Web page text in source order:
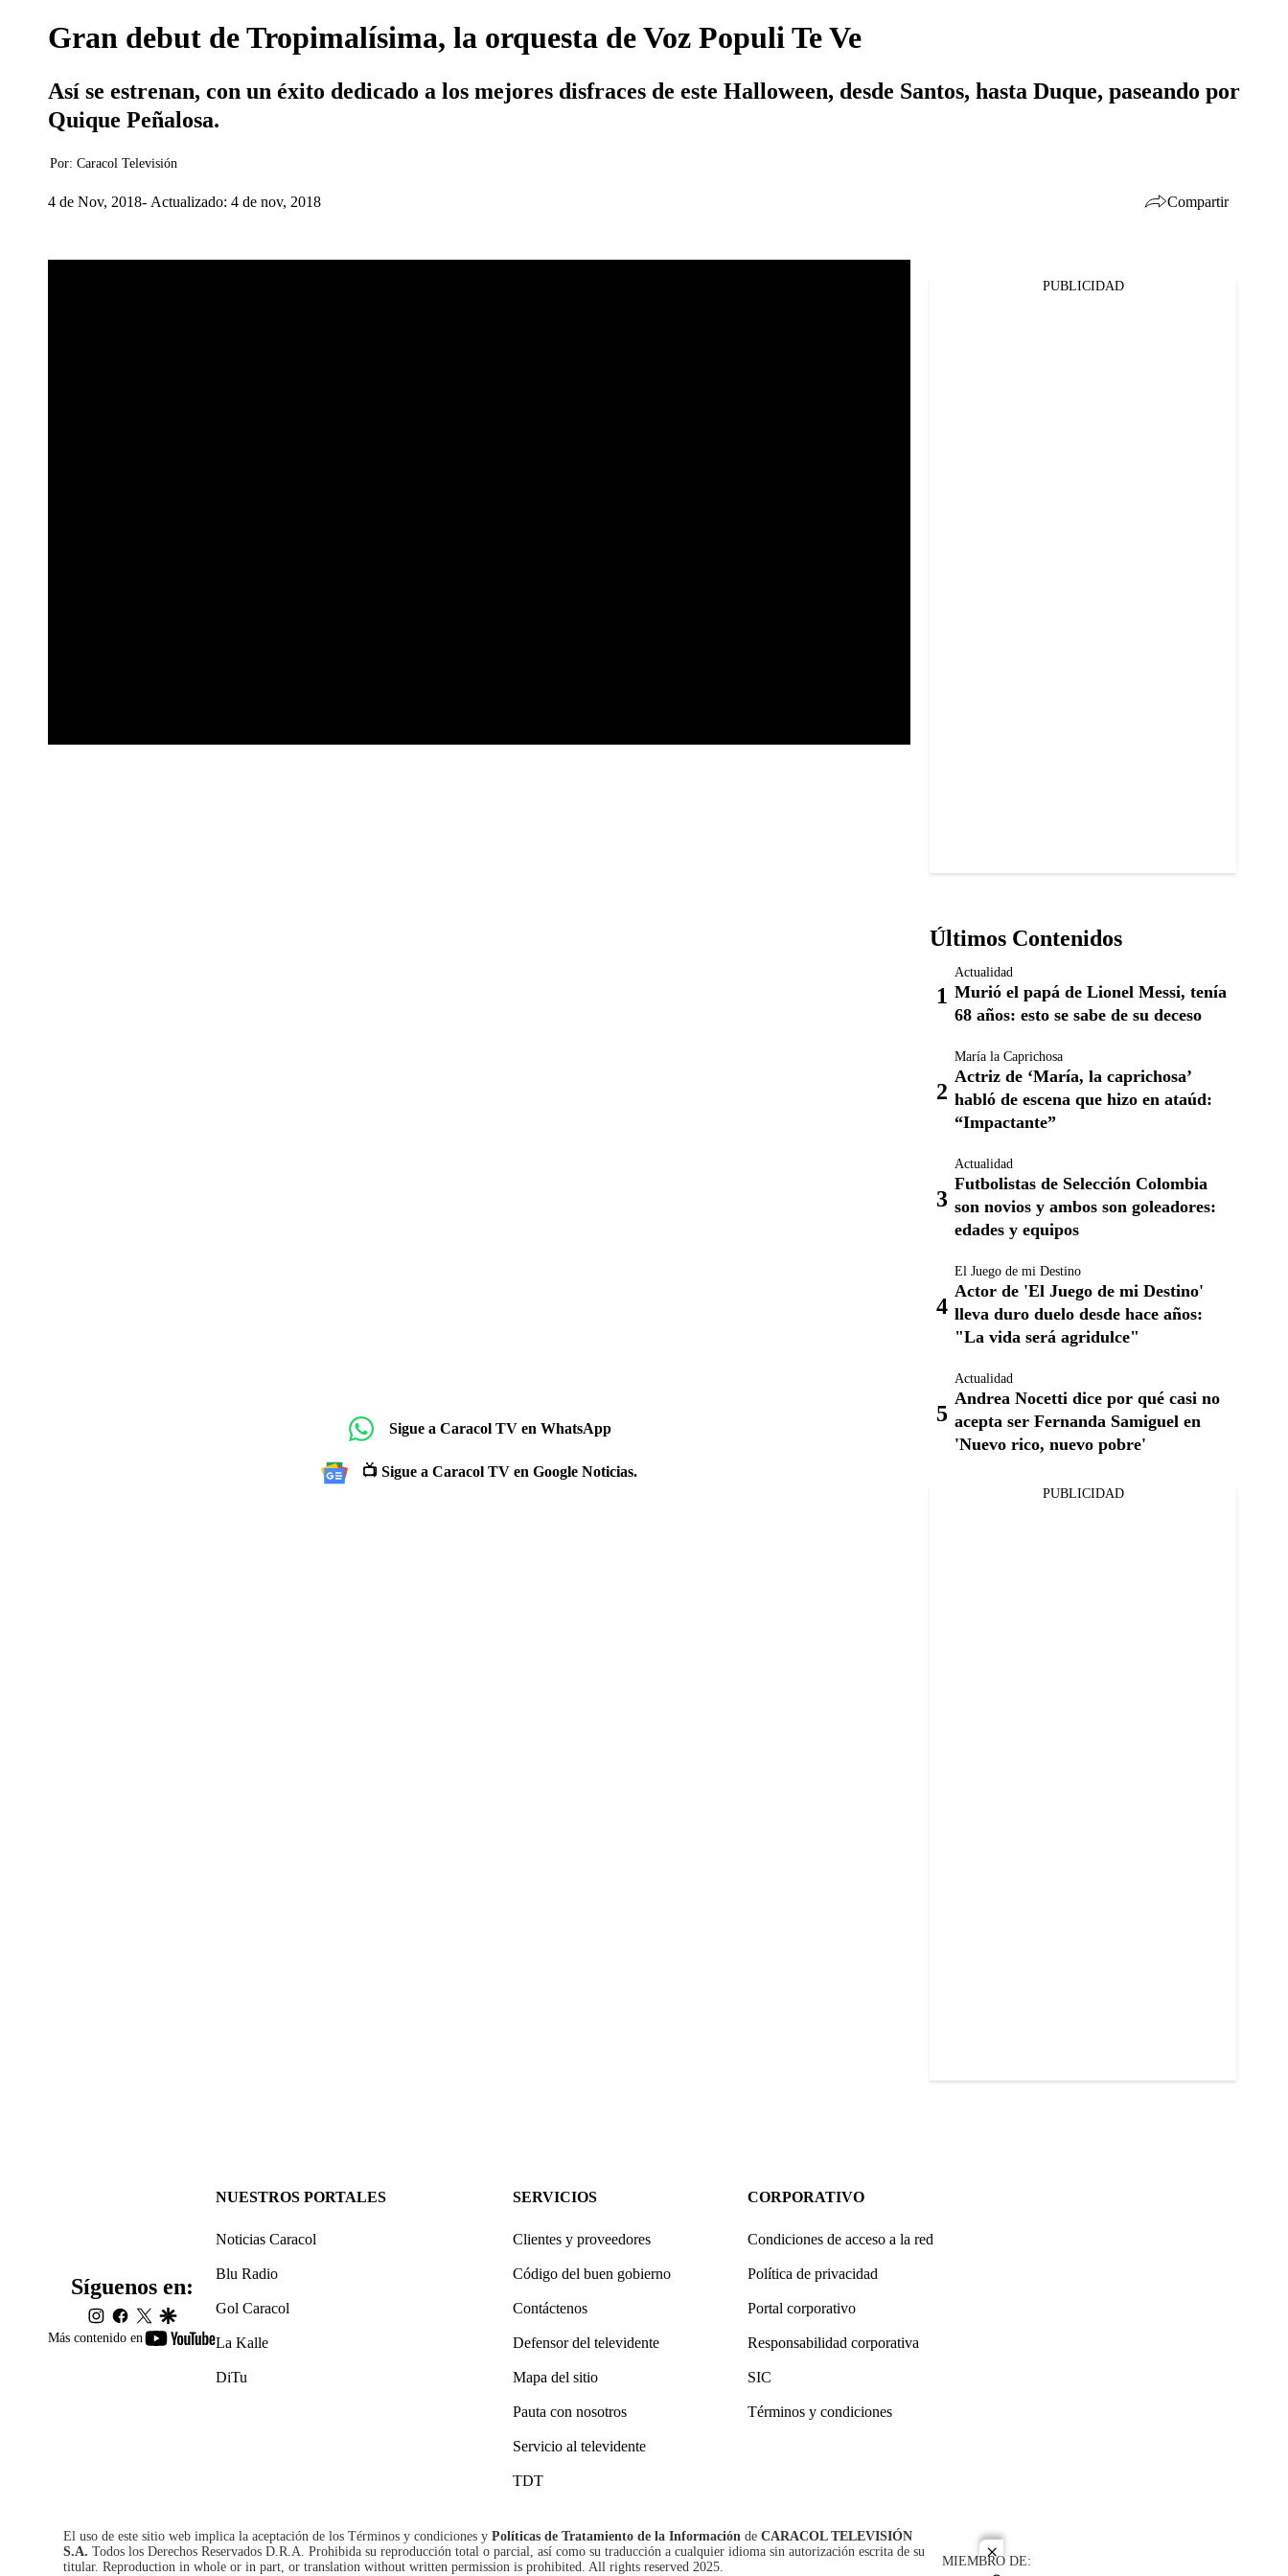
close
Gran debut de Tropimalísima, la orquesta de Voz Populi Te Ve
Así se estrenan, con un éxito dedicado a los mejores disfraces de este Halloween, desde Santos, hasta Duque, paseando por
Quique Peñalosa.
Por: Caracol Televisión
4 de Nov, 2018 Actualizado: 4 de nov, 2018 Compartir
Sigue a Caracol TV en WhatsApp
📺 Sigue a Caracol TV en Google Noticias.
PUBLICIDAD
Últimos Contenidos
Actualidad
Murió el papá de Lionel Messi, tenía
68 años: esto se sabe de su deceso
María la Caprichosa
Actriz de ‘María, la caprichosa’
habló de escena que hizo en ataúd:
“Impactante”
Actualidad
Futbolistas de Selección Colombia
son novios y ambos son goleadores:
edades y equipos
El Juego de mi Destino
Actor de 'El Juego de mi Destino'
lleva duro duelo desde hace años:
"La vida será agridulce"
Actualidad
Andrea Nocetti dice por qué casi no
acepta ser Fernanda Samiguel en
'Nuevo rico, nuevo pobre'
PUBLICIDAD
Más contenido en
youtube-
Síguenos en:
instagram
facebook
twittergoogle
NUESTROS PORTALES
Noticias Caracol
Blu Radio
Gol Caracol
La Kalle
DiTu
SERVICIOS
Clientes y proveedores
Código del buen gobierno
Contáctenos
Defensor del televidente
Mapa del sitio
Pauta con nosotros
Servicio al televidente
TDT
CORPORATIVO
Condiciones de acceso a la red
Política de privacidad
Portal corporativo
Responsabilidad corporativa
SIC
Términos y condiciones
El uso de este sitio web implica la aceptación de los Términos y condiciones y Políticas de Tratamiento de la Información de CARACOL TELEVISIÓN
S.A. Todos los Derechos Reservados D.R.A. Prohibida su reproducción total o parcial, así como su traducción a cualquier idioma sin autorización escrita de su
titular. Reproduction in whole or in part, or translation without written permission is prohibited. All rights reserved 2025.
MIEMBRO DE: